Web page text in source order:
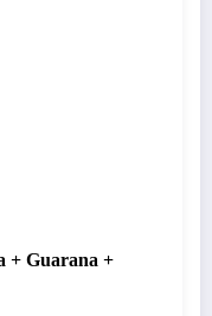
+ Guarana +